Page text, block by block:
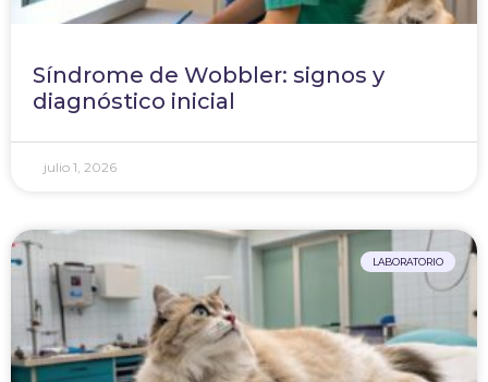
Síndrome de Wobbler: signos y
diagnóstico inicial
julio 1, 2026
LABORATORIO